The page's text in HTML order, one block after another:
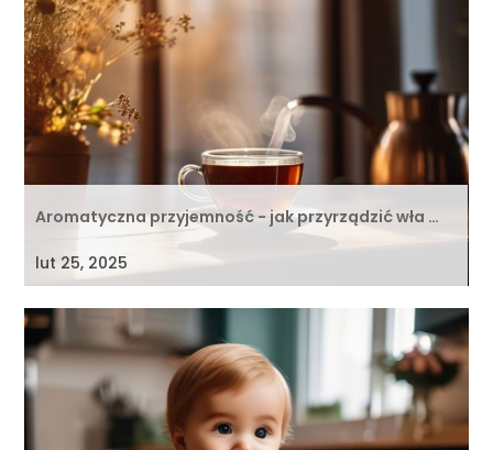
Aromatyczna przyjemność - jak przyrządzić wła …
lut 25, 2025